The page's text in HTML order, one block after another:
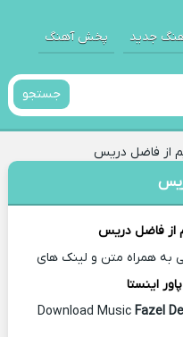
جدید پخش آهنگ
جستجو
از فاضل دریس
از فاضل دریس
به همراه متن و لینک های
پاور اینستا
Fazel